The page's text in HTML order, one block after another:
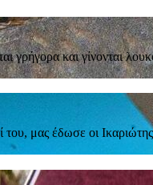
γρήγορα και γίνονται
μας έδωσε οι